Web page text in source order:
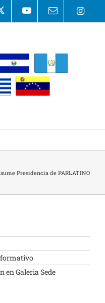
Presidencia de PARLATINO
en Galeria Sede